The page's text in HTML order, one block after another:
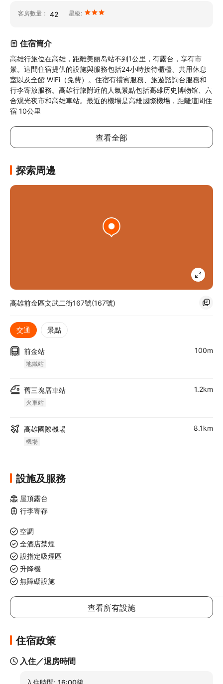
客房數量： 42 星級:
住宿簡介
高雄行旅位在高雄，距離美丽岛站不到1公里，有露台，享有市
景。這間住宿提供的設施與服務包括24小時接待櫃檯、共用休息
室以及全館 WiFi（免費）。住宿有禮賓服務、旅遊諮詢台服務和
行李寄放服務。高雄行旅附近的人氣景點包括高雄历史博物馆、六
合观光夜市和高雄車站。最近的機場是高雄國際機場，距離這間住
宿 10公里
查看全部
探索周邊
高雄前金區文武二街167號(167號)
交通 景點
前金站
地鐵站
100m
舊三塊厝車站
火車站
1.2km
高雄國際機場
機場
8.1km
設施及服務
屋頂露台
行李寄存
空調
全酒店禁煙
設指定吸煙區
升降機
無障礙設施
查看所有設施
住宿政策
入住／退房時間
入住時間: 16:00後